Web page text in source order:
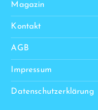
Magazin
Kontakt
AGB
Impressum
Datenschutzerklärung